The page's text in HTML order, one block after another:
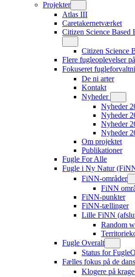
Projekter
Atlas III
Caretakernetværket
Citizen Science Based
Citizen Science
Flere fugleoplevelser
Fokuseret
De ni arter
Kontakt
Nyheder
Nyheder
Nyheder
Nyheder
Nyheder
Om projektet
Publikationer
Fugle For Alle
Fugle i Ny Natur
FiNN-områder
FiNN
FiNN-punkter
FiNN-tællinger
Lille FiNN
Random
Fugle Overalt
Status for
Fælles fokus på de
Klogere på